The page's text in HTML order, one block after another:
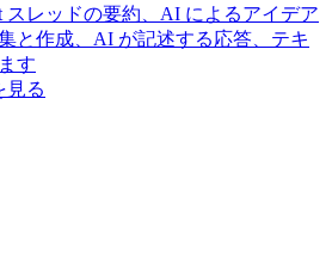
スレッドの要約、AI によるアイデア
と作成、AI が記述する応答、テキ
す
見る